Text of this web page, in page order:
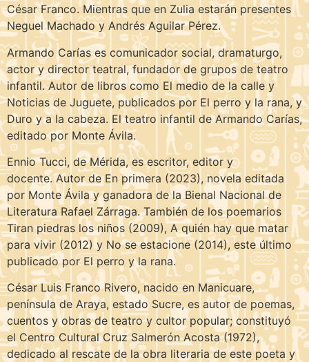
César Franco. Mientras que en Zulia estarán presentes
Neguel Machado y Andrés Aguilar Pérez.
Armando Carías es comunicador social, dramaturgo,
actor y director teatral, fundador de grupos de teatro
infantil. Autor de libros como El medio de la calle y
Noticias de Juguete, publicados por El perro y la rana, y
Duro y a la cabeza. El teatro infantil de Armando Carías,
editado por Monte Ávila.
Ennio Tucci, de Mérida, es escritor, editor y
docente. Autor de En primera (2023), novela editada
por Monte Ávila y ganadora de la Bienal Nacional de
Literatura Rafael Zárraga. También de los poemarios
Tiran piedras los niños (2009), A quién hay que matar
para vivir (2012) y No se estacione (2014), este último
publicado por El perro y la rana.
César Luis Franco Rivero, nacido en Manicuare,
península de Araya, estado Sucre, es autor de poemas,
cuentos y obras de teatro y cultor popular; constituyó
el Centro Cultural Cruz Salmerón Acosta (1972),
dedicado al rescate de la obra literaria de este poeta y